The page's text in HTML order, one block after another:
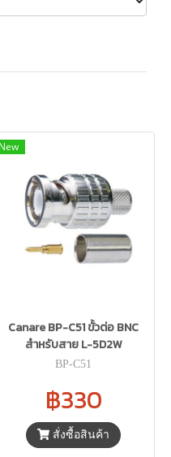
New
Canare BP-C51 ขั้วต่อ BNC
สำหรับสาย L-5D2W
BP-C51
฿330
สั่งซื้อสินค้า